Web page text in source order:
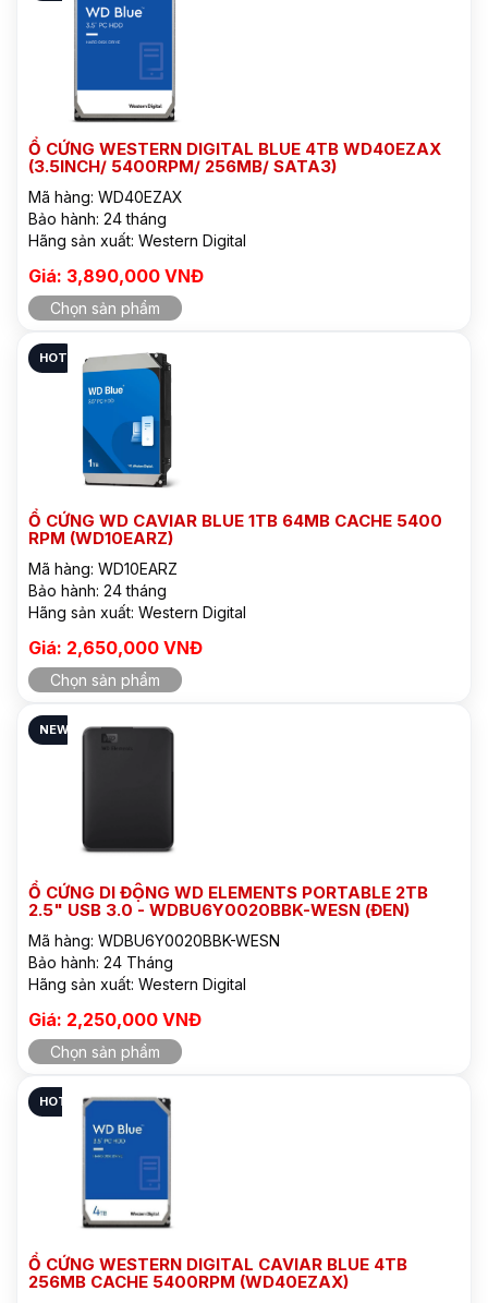
Ổ CỨNG WESTERN DIGITAL BLUE 4TB WD40EZAX
(3.5INCH/ 5400RPM/ 256MB/ SATA3)
Mã hàng: WD40EZAX
Bảo hành: 24 tháng
Hãng sản xuất: Western Digital
Giá: 3,890,000 VNĐ
Chọn sản phẩm
HOT
Ổ CỨNG WD CAVIAR BLUE 1TB 64MB CACHE 5400
RPM (WD10EARZ)
Mã hàng: WD10EARZ
Bảo hành: 24 tháng
Hãng sản xuất: Western Digital
Giá: 2,650,000 VNĐ
Chọn sản phẩm
NEW
Ổ CỨNG DI ĐỘNG WD ELEMENTS PORTABLE 2TB
2.5" USB 3.0 - WDBU6Y0020BBK-WESN (ĐEN)
Mã hàng: WDBU6Y0020BBK-WESN
Bảo hành: 24 Tháng
Hãng sản xuất: Western Digital
Giá: 2,250,000 VNĐ
Chọn sản phẩm
HOT
Ổ CỨNG WESTERN DIGITAL CAVIAR BLUE 4TB
256MB CACHE 5400RPM (WD40EZAX)